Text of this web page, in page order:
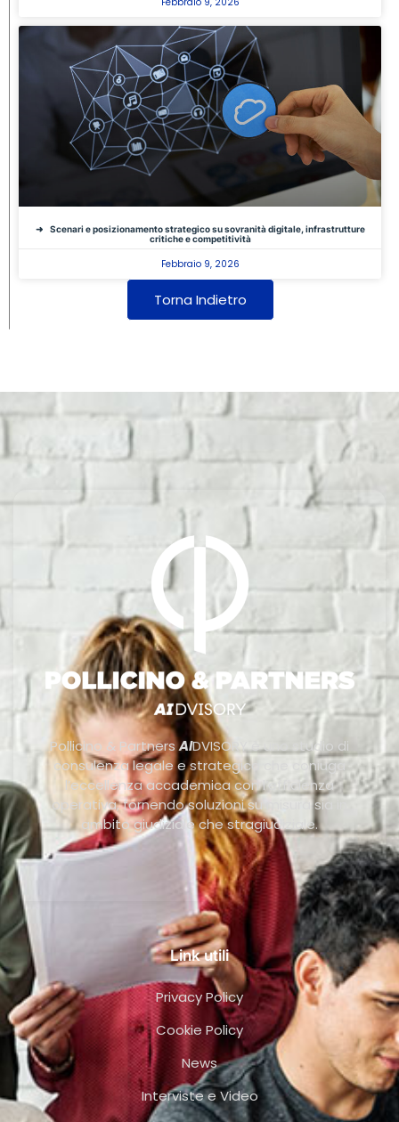
Scenari e posizionamento strategico su sovranità digitale, infrastrutture
critiche e competitività
Febbraio 9, 2026
Torna Indietro
Pollicino & PartnersAIDVISORY è uno studio di
consulenza legale e strategica che coniuga
l’eccellenza accademica con l’efficienza
operativa, fornendo soluzioni su misura sia in
ambito giudiziale che stragiudiziale.
Link utili
Privacy Policy
Cookie Policy
News
Interviste e Video